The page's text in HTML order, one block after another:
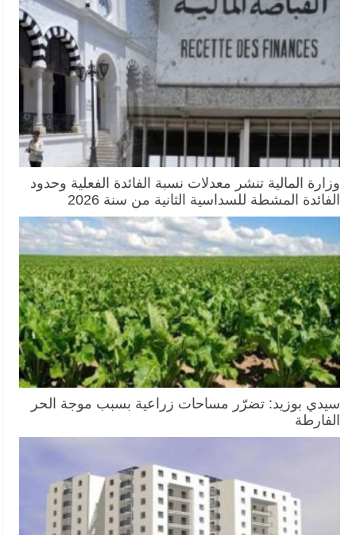
وزارة المالية تنشر معدلات نسبة الفائدة الفعلية وحدود
الفائدة المشطة للسداسية الثانية من سنة 2026
سيدي بوزيد: تضرّر مساحات زراعية بسبب موجة الحر
الفارطة